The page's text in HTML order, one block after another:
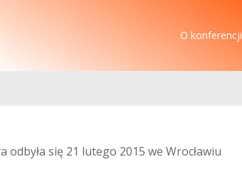
O konferencji
się 21 lutego 2015 we Wrocławiu